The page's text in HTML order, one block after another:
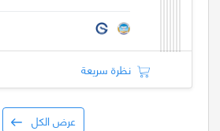
نظرة سريعة
عرض الكل